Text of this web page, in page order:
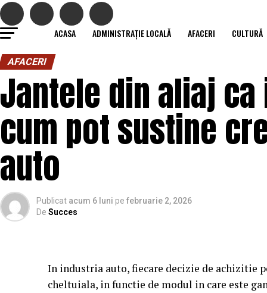
ACASA ADMINISTRAȚIE LOCALĂ AFACERI CULTURĂ
AFACERI
Jantele din aliaj
cum pot sustine
auto
Publicat acum 6 luni pe februarie 2, 2026
De Succes
In industria auto, fiecare decizie de achizitie
cheltuiala, in functie de modul in care este